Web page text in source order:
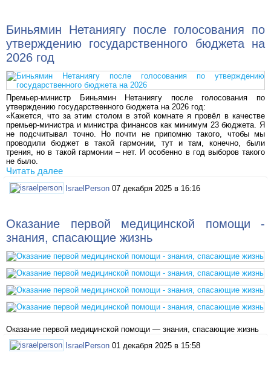
Биньямин Нетаниягу после голосования по
утверждению государственного бюджета на
2026 год
Премьер-министр Биньямин Нетаниягу после голосования по
утверждению государственного бюджета на 2026 год:
«Кажется, что за этим столом в этой комнате я провёл в качестве
премьер-министра и министра финансов как минимум 23 бюджета. Я
не подсчитывал точно. Но почти не припомню такого, чтобы мы
проводили бюджет в такой гармонии, тут и там, конечно, были
трения, но в такой гармонии – нет. И особенно в год выборов такого
не было.
Читать далее
IsraelPerson 07 декабря 2025 в 16:16
Оказание первой медицинской помощи -
знания, спасающие жизнь
Оказание первой медицинской помощи — знания, спасающие жизнь
IsraelPerson 01 декабря 2025 в 15:58